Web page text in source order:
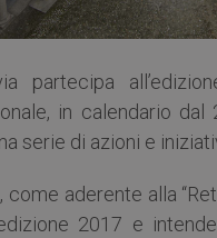
partecipa
in calendario
serie di azioni e
come aderente alla
2017 e